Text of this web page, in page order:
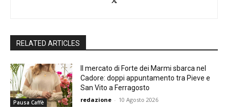
RELATED ARTICLES
Pausa Caffè
Il mercato di Forte dei Marmi sbarca nel
Cadore: doppi appuntamento tra Pieve e
San Vito a Ferragosto
redazione - 10 Agosto 2026